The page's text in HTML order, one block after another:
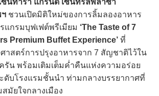
ซ็นทารา แกรนด์ เซ็นทรัลพลาซา
ฯ ชวนเปิดมิติใหม่ของการลิ้มลองอาหาร
แกรมบุฟเฟต์พรีเมียม ‘The Taste of 7
Premium Buffet Experience’ ที่
าสตร์การปรุงอาหารจาก 7 สัญชาติไว้ใน
รัน พร้อมเติมเต็มค่ำคืนแห่งความอร่อย
บโรงแรมชั้นนำ ท่ามกลางบรรยากาศที่
มัยใจกลางเมือง